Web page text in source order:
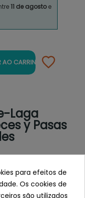
11 de agostoe
AO CARRINHO
Laga
y Pasas
para efeitos de
Os cookies de
são utilizados